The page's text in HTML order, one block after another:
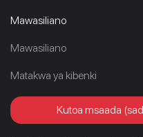
Mawasiliano
Mawasiliano
Matakwa ya kibenki
Kutoa msaada